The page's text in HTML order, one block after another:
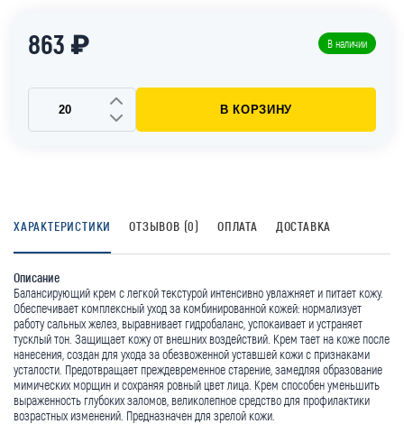
863 ₽ В наличии
В КОРЗИНУ
ХАРАКТЕРИСТИКИ ОТЗЫВОВ (0) ОПЛАТА ДОСТАВКА
Описание
Балансирующий крем с легкой текстурой интенсивно увлажняет и питает кожу.
Обеспечивает комплексный уход за комбинированной кожей: нормализует
работу сальных желез, выравнивает гидробаланс, успокаивает и устраняет
тусклый тон. Защищает кожу от внешних воздействий. Крем тает на коже после
нанесения, создан для ухода за обезвоженной уставшей кожи с признаками
усталости. Предотвращает преждевременное старение, замедляя образование
мимических морщин и сохраняя ровный цвет лица. Крем способен уменьшить
выраженность глубоких заломов, великолепное средство для профилактики
возрастных изменений. Предназначен для зрелой кожи.